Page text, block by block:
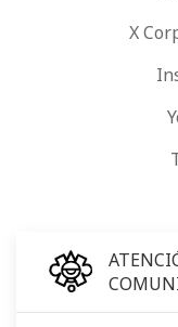
X